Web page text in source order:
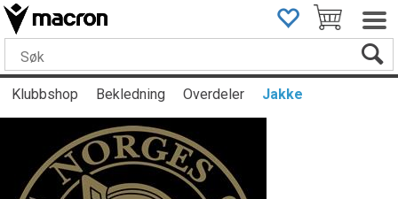
Klubbshop Bekledning Overdeler Jakke